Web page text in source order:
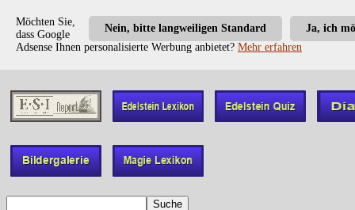
Ja, ich
Nein, bitte langweiligen Standard
Möchten Sie,
dass Google
Adsense Ihnen personalisierte Werbung anbietet? Mehr erfahren